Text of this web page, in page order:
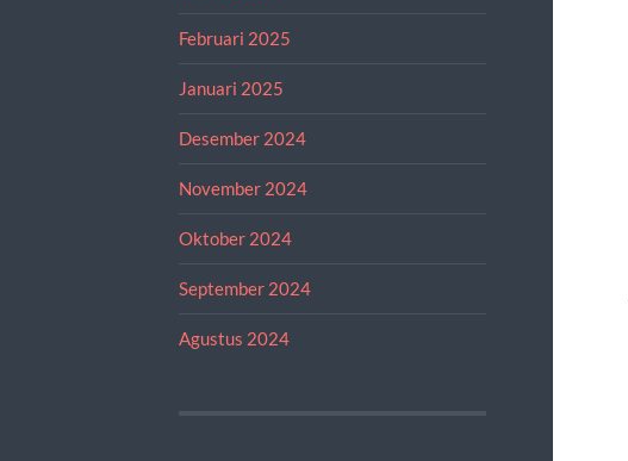
Februari 2025
Januari 2025
Desember 2024
November 2024
Oktober 2024
September 2024
Agustus 2024